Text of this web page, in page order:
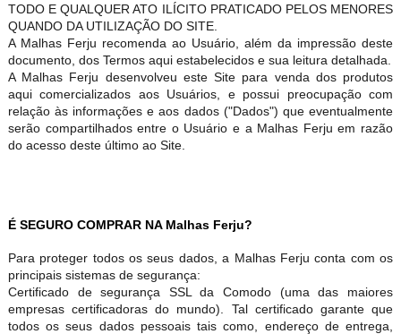
TODO E QUALQUER ATO ILÍCITO PRATICADO PELOS MENORES
QUANDO DA UTILIZAÇÃO DO SITE.
A Malhas Ferju recomenda ao Usuário, além da impressão deste
documento, dos Termos aqui estabelecidos e sua leitura detalhada.
A Malhas Ferju desenvolveu este Site para venda dos produtos
aqui comercializados aos Usuários, e possui preocupação com
relação às informações e aos dados ("Dados") que eventualmente
serão compartilhados entre o Usuário e a Malhas Ferju em razão
do acesso deste último ao Site.
É SEGURO COMPRAR NA Malhas Ferju?
Para proteger todos os seus dados, a Malhas Ferju conta com os
principais sistemas de segurança:
Certificado de segurança SSL da Comodo (uma das maiores
empresas certificadoras do mundo). Tal certificado garante que
todos os seus dados pessoais tais como, endereço de entrega,